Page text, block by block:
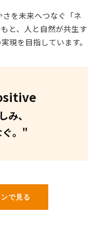
さを未来へつなぐ「ネ
と、人と自然が共生す
現を目指しています。
み、
ぐ。"
で見る